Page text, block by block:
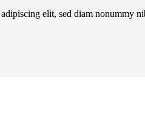
elit, sed diam nonummy